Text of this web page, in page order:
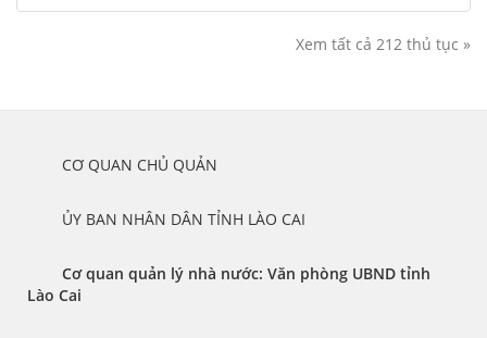
Xem tất cả 212 thủ tục »
	CƠ QUAN CHỦ QUẢN
	ỦY BAN NHÂN DÂN TỈNH LÀO CAI
Cơ quan quản lý nhà nước: Văn phòng UBND tỉnh
Lào Cai